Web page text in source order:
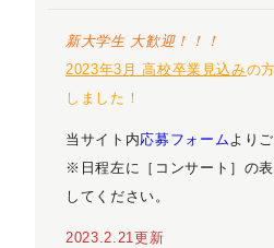
新大学生 大歓迎！！！
2023年3月 高校卒業見込みの
しました！
当サイト内応募フォームより
※日程左に［コンサート］の
してください。
2023.2.21更新